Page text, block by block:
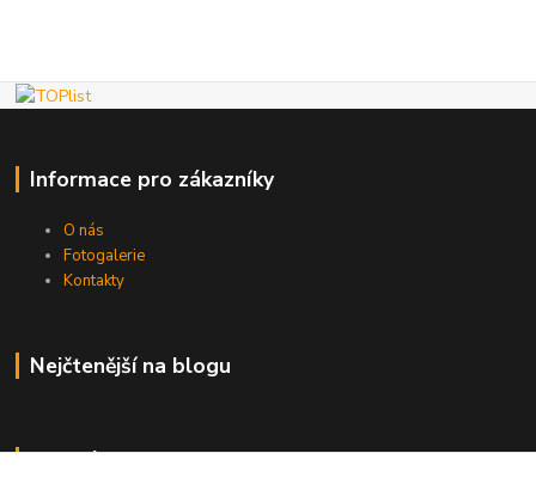
Informace pro zákazníky
O nás
Fotogalerie
Kontakty
Nejčtenější na blogu
Kde nás najdete